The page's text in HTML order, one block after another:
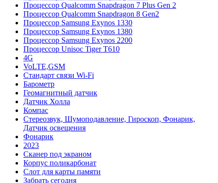
Процессор Qualcomm Snapdragon 7 Plus Gen 2
Процессор Qualcomm Snapdragon 8 Gen2
Процессор Samsung Exynos 1330
Процессор Samsung Exynos 1380
Процессор Samsung Exynos 2200
Процессор Unisoc Tiger T610
4G
VoLTE,GSM
Cтандарт связи Wi-Fi
Барометр
Геомагнитный датчик
Датчик Холла
Компас
Стереозвук, Шумоподавление, Гироскоп, Фонарик,
Датчик освещения
Фонарик
2023
Сканер под экраном
Корпус поликарбонат
Слот для карты памяти
Забрать сегодня